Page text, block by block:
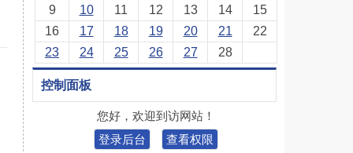
9
10 11 12 13 14
15
16
17 18 19 20 21
22
23
24 25 26 27 28
控制面板
您好，欢迎到访网站！
登录后台
查看权限